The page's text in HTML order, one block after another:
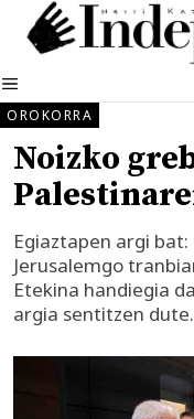
Edukira
salto
MENUA
OROKORRA
Noizko
Egiaztapen argi
Jerusalemgo
Etekina handiegia
argia sentitzen dute.